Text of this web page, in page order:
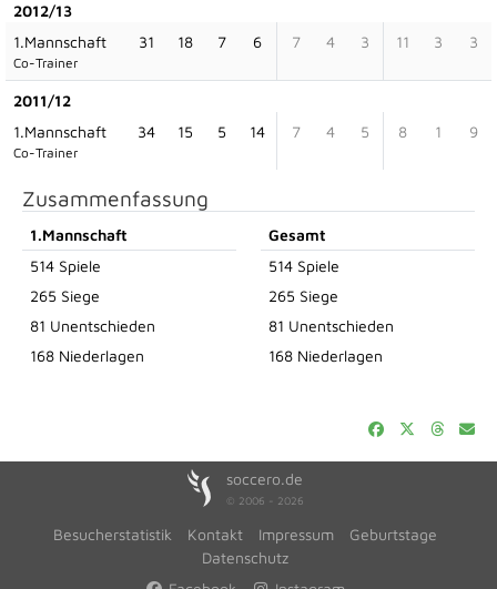
2012/13
1.Mannschaft
Co-Trainer
31 18 7 6 7 4 3 11 3 3
2011/12
1.Mannschaft
Co-Trainer
34 15 5 14 7 4 5 8 1 9
Zusammenfassung
1.Mannschaft
514 Spiele
265 Siege
81 Unentschieden
168 Niederlagen
Gesamt
514 Spiele
265 Siege
81 Unentschieden
168 Niederlagen
soccero.de
© 2006 - 2026
Besucherstatistik Kontakt Impressum
Geburtstage
Datenschutz